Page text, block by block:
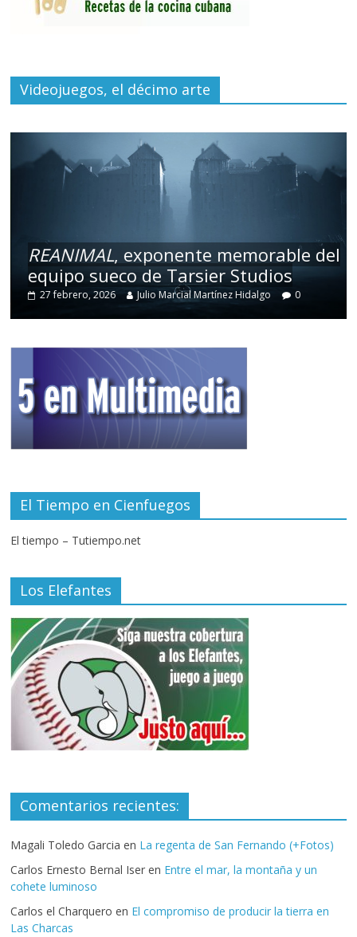
Videojuegos, el décimo arte
REANIMAL, exponente memorable del
equipo sueco de Tarsier Studios
27 febrero, 2026 Julio Marcial Martínez Hidalgo 0
El Tiempo en Cienfuegos
El tiempo – Tutiempo.net
Los Elefantes
Comentarios recientes:
Magali Toledo Garcia en La regenta de San Fernando (+Fotos)
Carlos Ernesto Bernal Iser en Entre el mar, la montaña y un
cohete luminoso
Carlos el Charquero en El compromiso de producir la tierra en
Las Charcas